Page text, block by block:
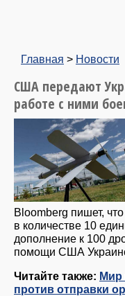
Главная > Новости
США передают
работе с ними
Bloomberg пишет,
в количестве 10
дополнение к 100
помощи США
Читайте также: Мир
против отправки